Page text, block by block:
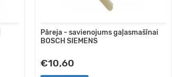
Pāreja - savienojums gaļasmašīnai
BOSCH SIEMENS
€10,60